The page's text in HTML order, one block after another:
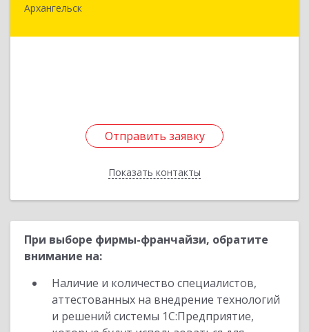
Архангельск
Отправить заявку
Показать контакты
164570, Архангельская обл, Виноградовский р-
Отправить заявку
Назад
При выборе фирмы-франчайзи, обратите
внимание на:
Наличие и количество специалистов,
аттестованных на внедрение технологий
и решений системы 1С:Предприятие,